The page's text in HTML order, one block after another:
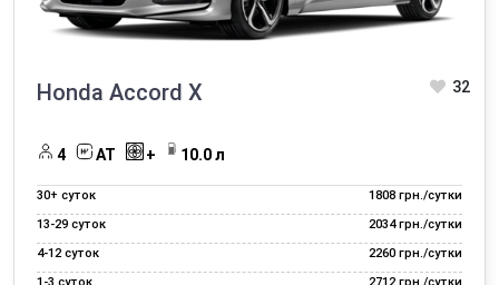
Honda Accord X 32
4 AT + 10.0 л
30+ суток
1808 грн./сутки
13‑29 суток
2034 грн./сутки
4‑12 суток
2260 грн./сутки